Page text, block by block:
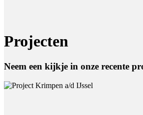
Projecten
Neem een kijkje in onze recente